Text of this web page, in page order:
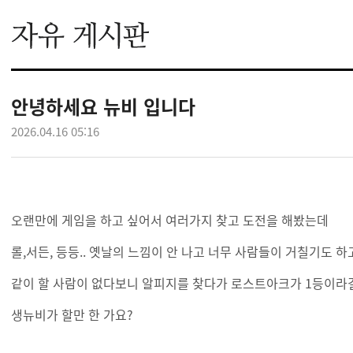
안녕하세요 뉴비 입니다
2026.04.16 05:16
오랜만에 게임을 하고 싶어서 여러가지 찾고 도전을 해봤는데
롤,서든, 등등.. 옛날의 느낌이 안 나고 너무 사람들이 거칠기도 하
같이 할 사람이 없다보니 알피지를 찾다가 로스트아크가 1등이라
생뉴비가 할만 한 가요?